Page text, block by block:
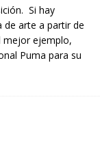
Si hay
de arte a partir de
mejor ejemplo,
Puma para su